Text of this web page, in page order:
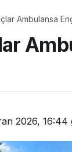
Ambulansa
2026, 16:44